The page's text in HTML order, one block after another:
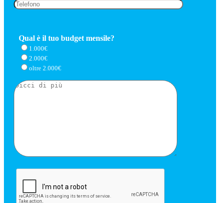
Qual è il tuo budget mensile?
1.000€
2.000€
oltre 2.000€